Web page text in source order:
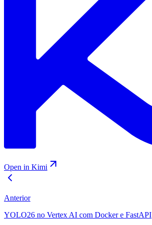
Open in Kimi
Anterior
YOLO26 no Vertex AI com Docker e FastAPI